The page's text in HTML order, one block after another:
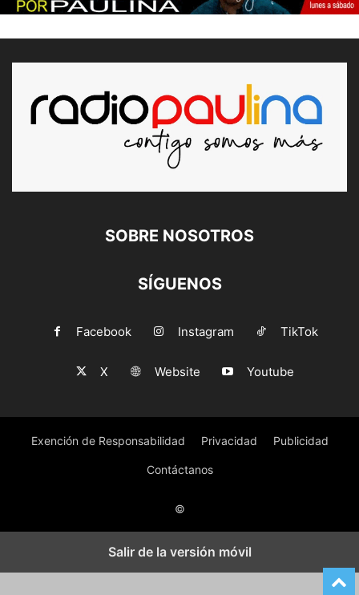
SOBRE NOSOTROS
SÍGUENOS
Facebook Instagram TikTok
X Website Youtube
Exención de Responsabilidad Privacidad Publicidad
Contáctanos
©
Salir de la versión móvil